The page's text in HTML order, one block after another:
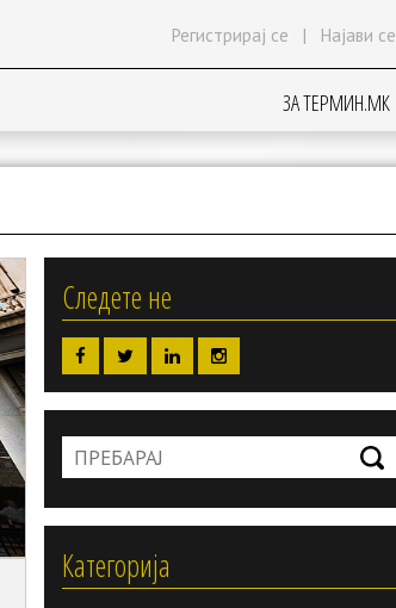
Најави се
|
Регистрирај се
ЗА ТЕРМИН.МК
Следете не
Категорија